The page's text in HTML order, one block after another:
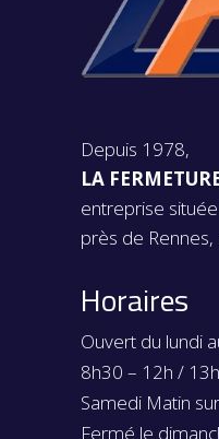
Depuis 1978,
LA
entreprise
près de Rennes,
Horaires
Ouvert du lundi
8h30 – 12h /
Samedi Matin
Fermé le